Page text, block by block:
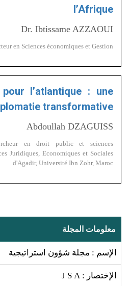
l’Afrique
Dr. Ibtissame AZZAOUI
en Sciences économiques et Gestion
l’atlantique : une
transformative
Abdoullah DZAGUISS
en droit public et sciences
Juridiques, Economiques et Sociales
d'Agadir, Université Ibn Zohr, Maroc
معلومات المجلة
الإسم : مجلة شؤون استراتيجية
الإختصار : J S A